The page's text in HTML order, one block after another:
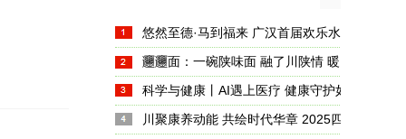
悠然至德·马到福来 广汉首届欢乐水岸新春嘉
启幕
𰻞𰻞面：一碗陕味面 融了川陕情 暖了天府胃
科学与健康丨AI遇上医疗 健康守护如何注入新
川聚康养动能 共绘时代华章 2025四川养生产